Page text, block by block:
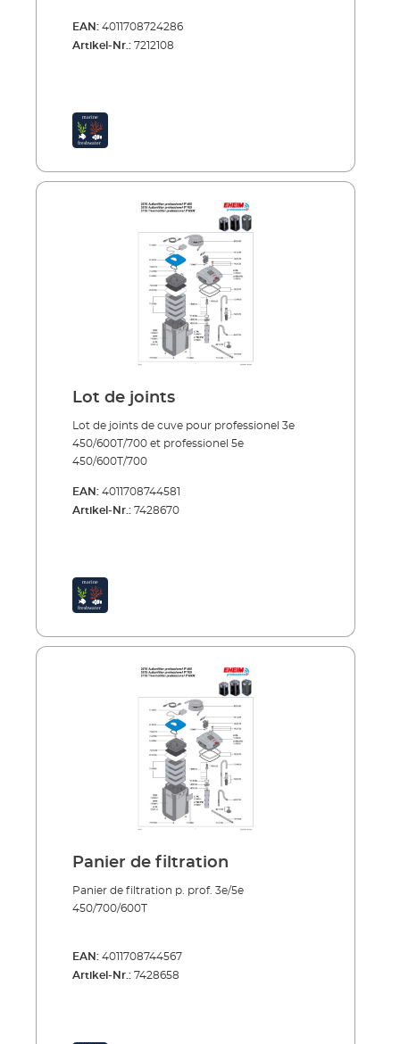
EAN: 4011708724286
Artikel-Nr.: 7212108
Lot de joints
Lot de joints de cuve pour professionel 3e
450/600T/700 et professionel 5e
450/600T/700
EAN: 4011708744581
Artikel-Nr.: 7428670
Panier de filtration
Panier de filtration p. prof. 3e/5e
450/700/600T
EAN: 4011708744567
Artikel-Nr.: 7428658